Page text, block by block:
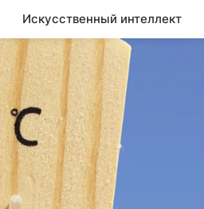
Искусственный интеллект